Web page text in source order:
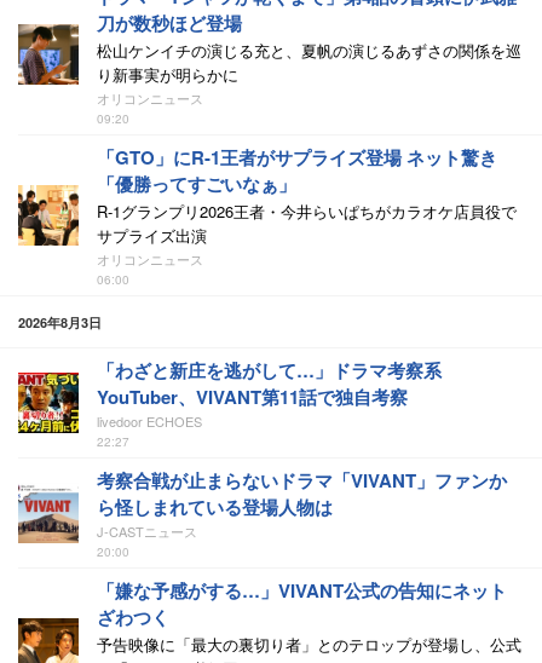
刀が数秒ほど登場
松山ケンイチの演じる充と、夏帆の演じるあずさの関係を巡
り新事実が明らかに
オリコンニュース
09:20
「GTO」にR-1王者がサプライズ登場 ネット驚き
「優勝ってすごいなぁ」
R-1グランプリ2026王者・今井らいぱちがカラオケ店員役で
サプライズ出演
オリコンニュース
06:00
2026年8月3日
「わざと新庄を逃がして…」ドラマ考察系
YouTuber、VIVANT第11話で独自考察
livedoor ECHOES
22:27
考察合戦が止まらないドラマ「VIVANT」ファンか
ら怪しまれている登場人物は
J-CASTニュース
20:00
「嫌な予感がする…」VIVANT公式の告知にネット
ざわつく
予告映像に「最大の裏切り者」とのテロップが登場し、公式